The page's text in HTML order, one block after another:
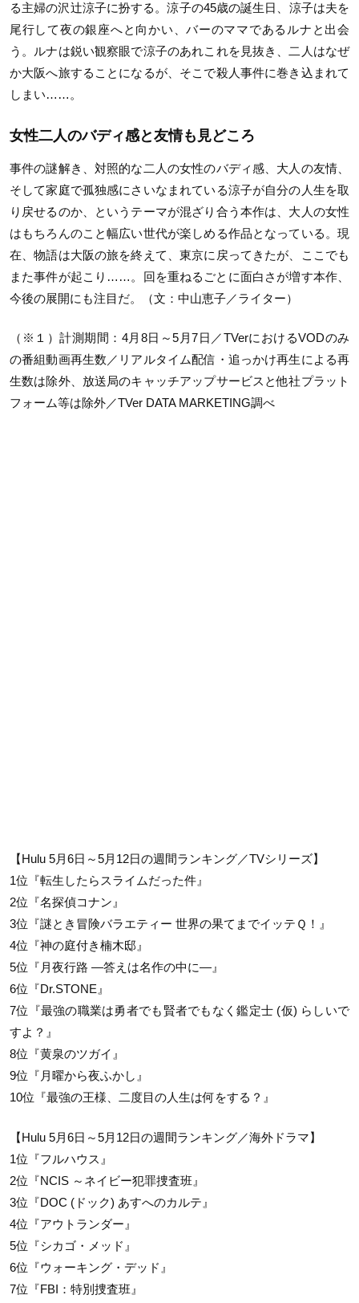
る主婦の沢辻涼子に扮する。涼子の45歳の誕生日、涼子は夫を
尾行して夜の銀座へと向かい、バーのママであるルナと出会
う。ルナは鋭い観察眼で涼子のあれこれを見抜き、二人はなぜ
か大阪へ旅することになるが、そこで殺人事件に巻き込まれて
しまい……。
女性二人のバディ感と友情も見どころ
事件の謎解き、対照的な二人の女性のバディ感、大人の友情、
そして家庭で孤独感にさいなまれている涼子が自分の人生を取
り戻せるのか、というテーマが混ざり合う本作は、大人の女性
はもちろんのこと幅広い世代が楽しめる作品となっている。現
在、物語は大阪の旅を終えて、東京に戻ってきたが、ここでも
また事件が起こり……。回を重ねるごとに面白さが増す本作、
今後の展開にも注目だ。（文：中山恵子／ライター）
（※１）計測期間：4月8日～5月7日／TVerにおけるVODのみ
の番組動画再生数／リアルタイム配信・追っかけ再生による再
生数は除外、放送局のキャッチアップサービスと他社プラット
フォーム等は除外／TVer DATA MARKETING調べ
【Hulu 5月6日～5月12日の週間ランキング／TVシリーズ】
1位『転生したらスライムだった件』
2位『名探偵コナン』
3位『謎とき冒険バラエティー 世界の果てまでイッテＱ！』
4位『神の庭付き楠木邸』
5位『月夜行路 ―答えは名作の中に―』
6位『Dr.STONE』
7位『最強の職業は勇者でも賢者でもなく鑑定士 (仮) らしいで
すよ？』
8位『黄泉のツガイ』
9位『月曜から夜ふかし』
10位『最強の王様、二度目の人生は何をする？』
【Hulu 5月6日～5月12日の週間ランキング／海外ドラマ】
1位『フルハウス』
2位『NCIS ～ネイビー犯罪捜査班』
3位『DOC (ドック) あすへのカルテ』
4位『アウトランダー』
5位『シカゴ・メッド』
6位『ウォーキング・デッド』
7位『FBI：特別捜査班』